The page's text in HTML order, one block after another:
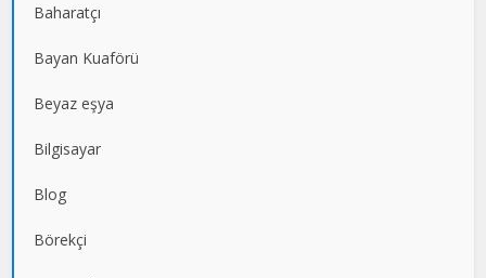
Baharatçı
Bayan Kuaförü
Beyaz eşya
Bilgisayar
Blog
Börekçi